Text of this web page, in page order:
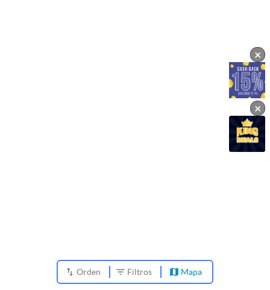
Orden Filtros Mapa
×
×